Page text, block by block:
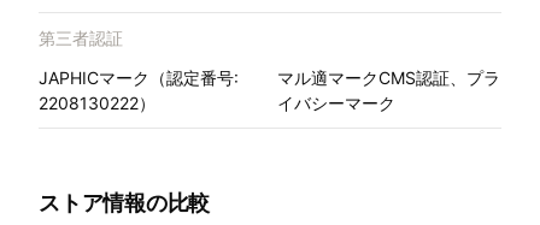
第三者認証
JAPHICマーク（認定番号:
2208130222）
マル適マークCMS認証、プラ
イバシーマーク
ストア情報の比較